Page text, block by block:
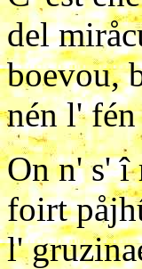
del
boevou,
nén l'
On n' s' î
foirt
l'